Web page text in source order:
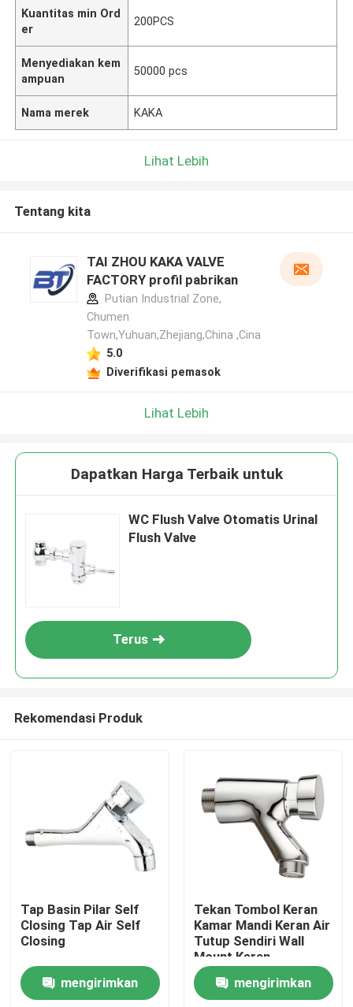
Rumah
Kuantitas min Ord
er
200PCS
Menyediakan kem
ampuan
50000 pcs
Nama merek KAKA
Lihat Lebih
Tentang kita
TAI ZHOU KAKA VALVE
FACTORY profil pabrikan
Putian Industrial Zone,
Chumen
Town,Yuhuan,Zhejiang,China ,Cina
5.0
Diverifikasi pemasok
Lihat Lebih
Dapatkan Harga Terbaik untuk
WC Flush Valve Otomatis Urinal
Flush Valve
Terus
Rekomendasi Produk
Tap Basin Pilar Self
Closing Tap Air Self
Closing
mengirimkan
Tekan Tombol Keran
Kamar Mandi Keran Air
Tutup Sendiri Wall
Mount Keran
mengirimkan